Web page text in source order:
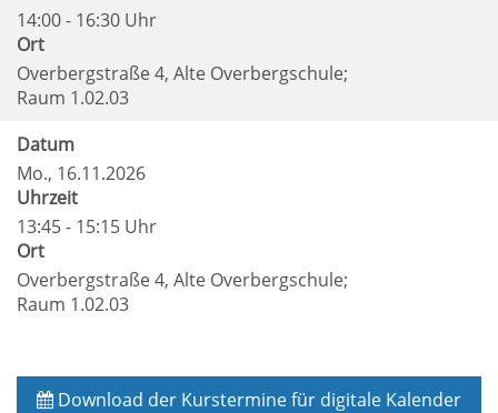
14:00 - 16:30 Uhr
Ort
Overbergstraße 4, Alte Overbergschule;
Raum 1.02.03
Datum
Mo., 16.11.2026
Uhrzeit
13:45 - 15:15 Uhr
Ort
Overbergstraße 4, Alte Overbergschule;
Raum 1.02.03
Download der Kurstermine für digitale Kalender